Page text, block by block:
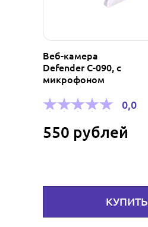
Веб-камера
Defender C-090, с
микрофоном
0,0
550 рублей
КУПИТЬ